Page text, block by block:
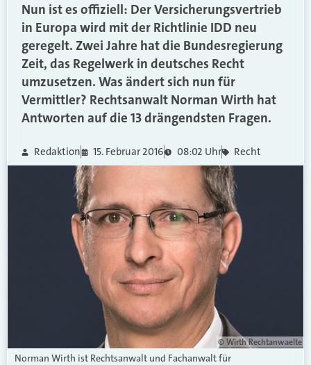
Nun ist es offiziell: Der Versicherungsvertrieb
in Europa wird mit der Richtlinie IDD neu
geregelt. Zwei Jahre hat die Bundesregierung
Zeit, das Regelwerk in deutsches Recht
umzusetzen. Was ändert sich nun für
Vermittler? Rechtsanwalt Norman Wirth hat
Antworten auf die 13 drängendsten Fragen.
Redaktion 15. Februar 2016 08:02 Uhr Recht
© Wirth Rechtanwaelte
Norman Wirth ist Rechtsanwalt und Fachanwalt für